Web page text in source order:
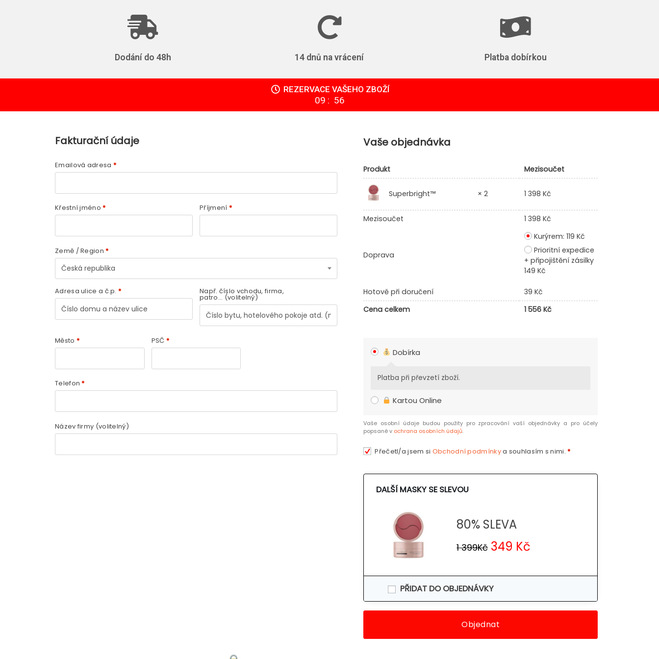
Dodání do 48h 14 dnů na vrácení Platba dobírkou
REZERVACE VAŠEHO ZBOŽÍ
09 : 55
Fakturační údaje
Emailová adresa *
Křestní jméno* Příjmení *
Země / Region*
Česká republika
Adresa ulice a č.p. * Např. číslo vchodu, firma,
patro... (volitelný)
Město * PSČ *
Telefon*
Název firmy (volitelný)
Vaše objednávka
Produkt Mezisoučet
Superbright™ × 2 1 398 Kč
Mezisoučet 1 398 Kč
Doprava
Kurýrem: 119 Kč
Prioritní expedice
+ připojištění zásilky
149 Kč
Hotově při doručení 39 Kč
Cena celkem
1 556 Kč
Dobírka
Platba při převzetí zboží.
Kartou Online
Vaše osobní údaje budou použity pro zpracování vaší objednávky a pro účely
popsané v ochrana osobních údajů.
Přečetl/a jsem si Obchodní podmínkya souhlasím s nimi. *
DALŠÍ MASKY SE SLEVOU
80% SLEVA
1 399Kč349 Kč
PŘIDAT DO OBJEDNÁVKY
Objednat